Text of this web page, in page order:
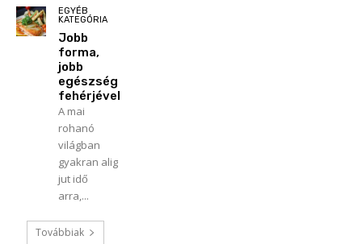
EGYÉB
KATEGÓRIA
Jobb
forma,
jobb
egészség
fehérjével
A mai
rohanó
világban
gyakran alig
jut idő
arra,...
Továbbiak